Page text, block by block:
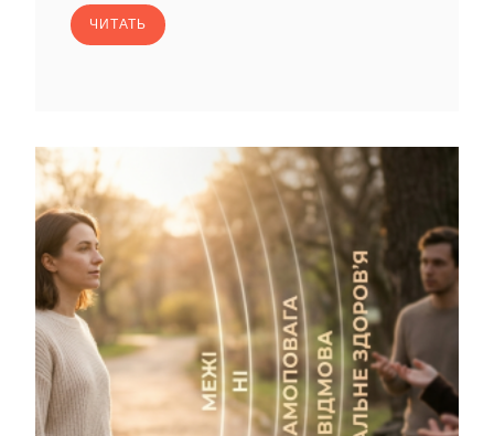
ЧИТАТЬ